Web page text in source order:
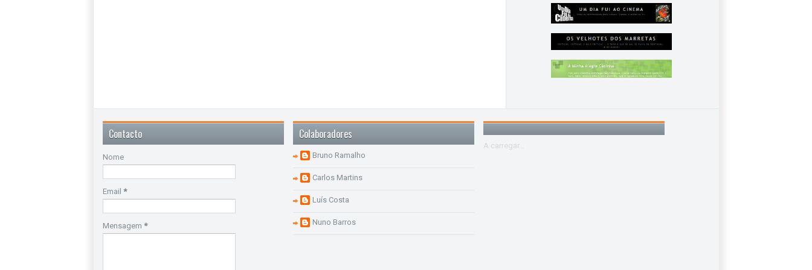
Contacto
Nome
Email *
Mensagem *
Colaboradores
Bruno Ramalho
Carlos Martins
Luís Costa
Nuno Barros
A carregar...